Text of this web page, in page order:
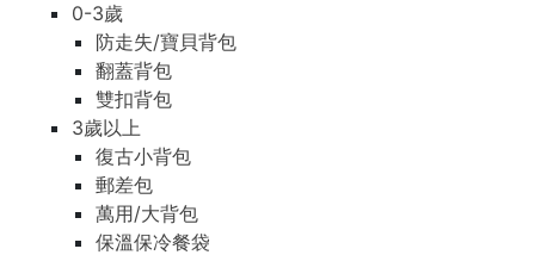
0-3歲
防走失/寶貝背包
翻蓋背包
雙扣背包
3歲以上
復古小背包
郵差包
萬用/大背包
保溫保冷餐袋